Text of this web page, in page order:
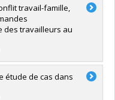
travail-famille,
des travailleurs au
étude de cas dans